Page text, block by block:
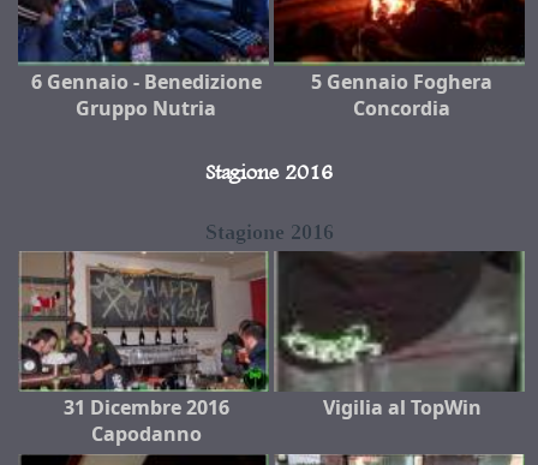
6 Gennaio - Benedizione
Gruppo Nutria
5 Gennaio Foghera
Concordia
Stagione 2016
Stagione 2016
31 Dicembre 2016
Capodanno
Vigilia al TopWin